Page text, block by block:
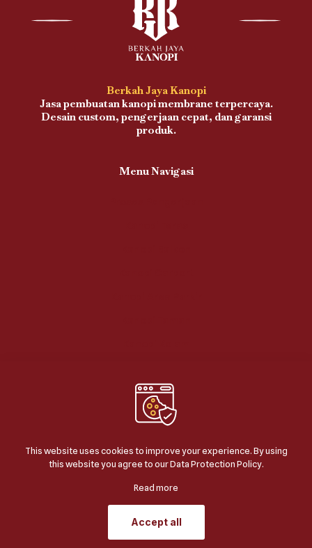
Berkah Jaya Kanopi
Jasa pembuatan kanopi membrane terpercaya.
Desain custom, pengerjaan cepat, dan garansi
produk.
Menu Navigasi
BERKAH JAYA KANOPI
| ALL RIGHTS
RESERVED | POWERED BYJASA SEO GOOGLE
This website uses cookies to improve your experience. By using
this website you agree to ourData Protection Policy.
Read more
Accept all